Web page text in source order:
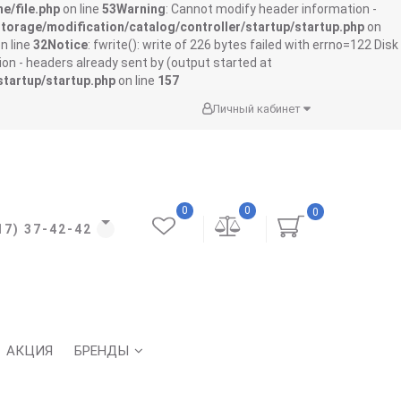
file.php on line 53Warning: Cannot modify header information -
modification/catalog/controller/startup/startup.php on
line 32Notice: fwrite(): write of 226 bytes failed with errno=122 Disk
- headers already sent by (output started at
startup.php on line 157
Личный кабинет
37-42-42
0
0
0
АКЦИЯ БРЕНДЫ